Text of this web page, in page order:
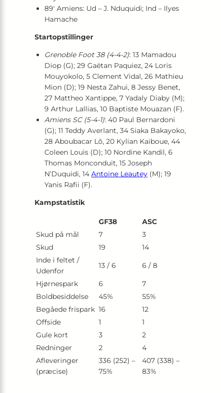
89′ Amiens: Ud – J. Nduquidi; Ind – Ilyes
Hamache
Startopstillinger
Grenoble Foot 38 (4-4-2): 13 Mamadou
Diop (G); 29 Gaëtan Paquiez, 24 Loris
Mouyokolo, 5 Clement Vidal, 26 Mathieu
Mion (D); 19 Nesta Zahui, 8 Jessy Benet,
27 Mattheo Xantippe, 7 Yadaly Diaby (M);
9 Arthur Lallias, 10 Baptiste Mouazan (F).
Amiens SC (5-4-1): 40 Paul Bernardoni
(G); 11 Teddy Averlant, 34 Siaka Bakayoko,
28 Aboubacar Lô, 20 Kylian Kaiboue, 44
Coleen Louis (D); 10 Nordine Kandil, 6
Thomas Monconduit, 15 Joseph
N’Duquidi, 14 Antoine Leautey (M); 19
Yanis Rafii (F).
Kampstatistik
GF38
ASC
Skud på mål
7
3
Skud
19
14
Inde i feltet /
Udenfor
13 / 6 6 / 8
Hjørnespark 6
7
Boldbesiddelse
45%
55%
Begåede frispark 16
12
Offside
1
1
Gule kort
3
2
Redninger
2
4
Afleveringer
(præcise)
336 (252) –
75%
407 (338) –
83%